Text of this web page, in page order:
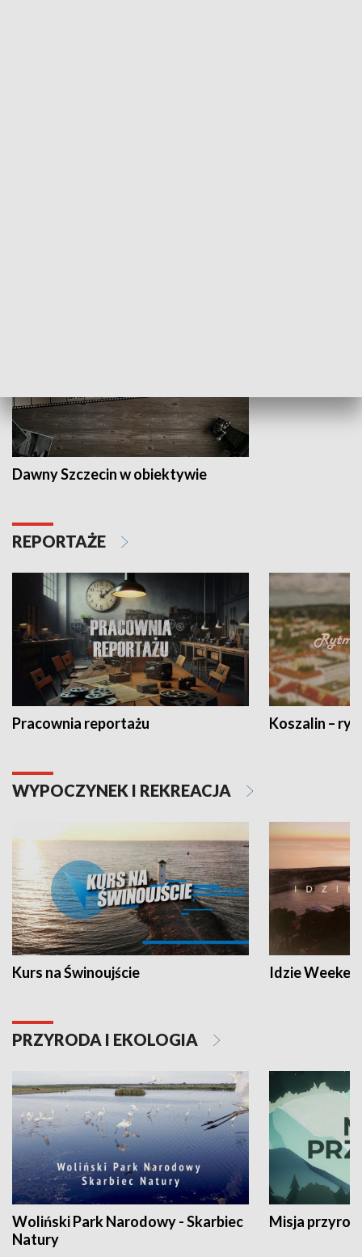
Dawny Szczecin w obiektywie
REPORTAŻE
Pracownia reportażu Koszalin –
WYPOCZYNEK I REKREACJA
Kurs na Świnoujście Idzie
PRZYRODA I EKOLOGIA
Woliński Park Narodowy - Skarbiec
Natury
Misja